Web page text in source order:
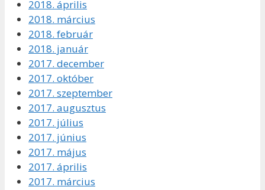
2018. április
2018. március
2018. február
2018. január
2017. december
2017. október
2017. szeptember
2017. augusztus
2017. július
2017. június
2017. május
2017. április
2017. március